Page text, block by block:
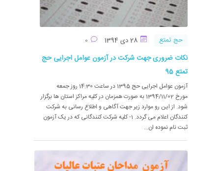
حج تمتع 28 دی 1394
نکات ضروری جهت شرکت در آزمون عوامل اجرایی حج
تمتع 95
آزمون عوامل اجرایی حج 1395 در ساعت 14:30 روز جمعه
مورخ 1394/11/02 به صورت همزمان در کلیه مراکز استان ها برگزار
شود. از این رو موارد زیر جهت آگاهی و اطلاع رسانی به شرکت
کنندگان اعلام می گردد. 1- کلیه شرکت کنندگانی که در یک آزمون
ثبت نام نموده ان...